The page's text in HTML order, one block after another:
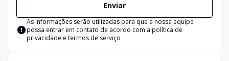
Enviar
As informações serão utilizadas para que a nossa equipe
possa entrar em contato de acordo com a política de
privacidade e termos de serviço